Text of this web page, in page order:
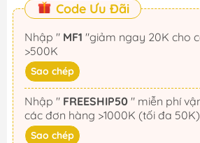
Code Ưu Đãi
Nhập " MF1
>500K
Sao chép
Nhập " FREESHIP50
các đơn hàng >1000K (tối đa 50K)
Sao chép